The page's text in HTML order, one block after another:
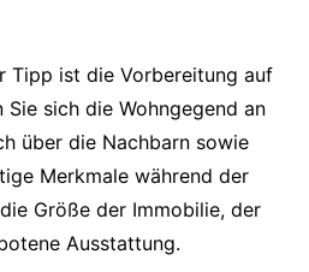
Tipp ist die Vorbereitung auf
Sie sich die Wohngegend an
über die Nachbarn sowie
Merkmale während der
Größe der Immobilie, der
Ausstattung.